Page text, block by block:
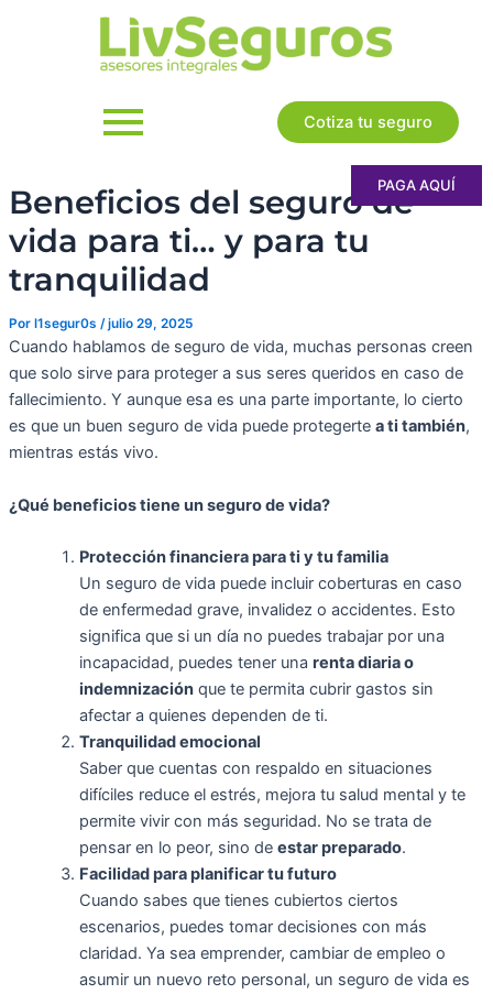
Cotiza tu seguro
PAGA AQUÍ
Beneficios del seguro de
vida para ti… y para tu
tranquilidad
Por l1segur0s /julio 29, 2025
Cuando hablamos de seguro de vida, muchas personas creen
que solo sirve para proteger a sus seres queridos en caso de
fallecimiento. Y aunque esa es una parte importante, lo cierto
es que un buen seguro de vida puede protegerte a ti también,
mientras estás vivo.
¿Qué beneficios tiene un seguro de vida?
Protección financiera para ti y tu familia
Un seguro de vida puede incluir coberturas en caso
de enfermedad grave, invalidez o accidentes. Esto
significa que si un día no puedes trabajar por una
incapacidad, puedes tener una renta diaria o
indemnizaciónque te permita cubrir gastos sin
afectar a quienes dependen de ti.
Tranquilidad emocional
Saber que cuentas con respaldo en situaciones
difíciles reduce el estrés, mejora tu salud mental y te
permite vivir con más seguridad. No se trata de
pensar en lo peor, sino de estar preparado.
Facilidad para planificar tu futuro
Cuando sabes que tienes cubiertos ciertos
escenarios, puedes tomar decisiones con más
claridad. Ya sea emprender, cambiar de empleo o
asumir un nuevo reto personal, un seguro de vida es